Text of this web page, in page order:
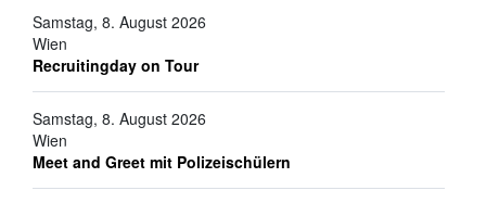
Samstag, 8. August 2026
Wien
Recruitingday on Tour
Samstag, 8. August 2026
Wien
Meet and Greet mit Polizeischülern